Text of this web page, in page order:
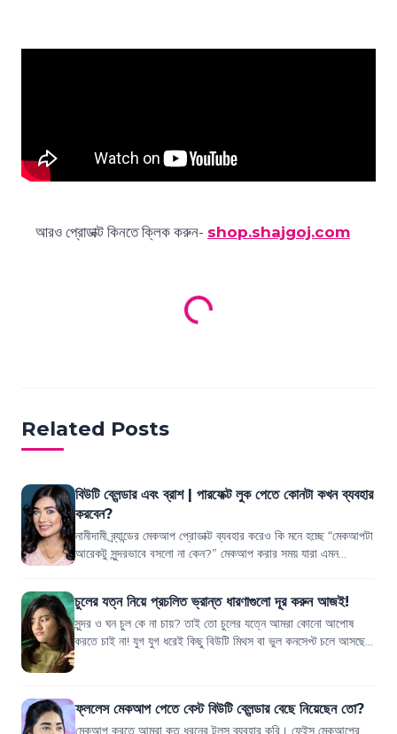
আরও প্রোডাক্ট কিনতে ক্লিক করুন- shop.shajgoj.com
Loading products...
Related Posts
বিউটি ব্লেন্ডার এবং ব্রাশ | পারফেক্ট লুক পেতে কোনটা কখন ব্যবহার
করবেন?
নামীদামী ব্র্যান্ডের মেকআপ প্রোডাক্ট ব্যবহার করেও কি মনে হচ্ছে “মেকআপটা
আরেকটু সুন্দরভাবে বসলো না কেন?” মেকআপ করার সময় যারা এমন
চুলের যত্ন নিয়ে প্রচলিত ভ্রান্ত ধারণাগুলো দূর করুন আজই!
সুন্দর ও ঘন চুল কে না চায়? তাই তো চুলের যত্নে আমরা কোনো আপোষ
করতে চাই না! যুগ যুগ ধরেই কিছু বিউটি মিথস বা ভুল কনসেপ্ট চলে আসছে,
ফ্ললেস মেকআপ পেতে বেস্ট বিউটি ব্লেন্ডার বেছে নিয়েছেন তো?
মেকআপ করতে আমরা কত ধরনের টুলস ব্যবহার করি। ফেইস মেকআপের